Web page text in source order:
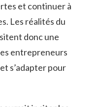
et continuer à
Les réalités du
donc une
entrepreneurs
s’adapter pour